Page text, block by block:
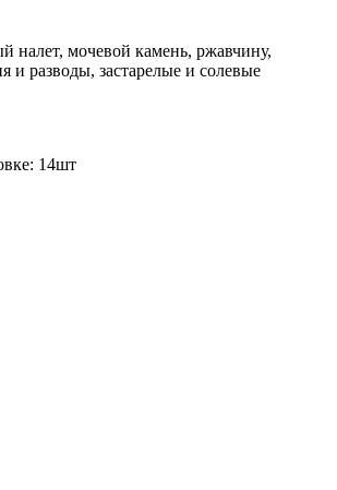
налет, мочевой камень, ржавчину,
и разводы, застарелые и солевые
14шт